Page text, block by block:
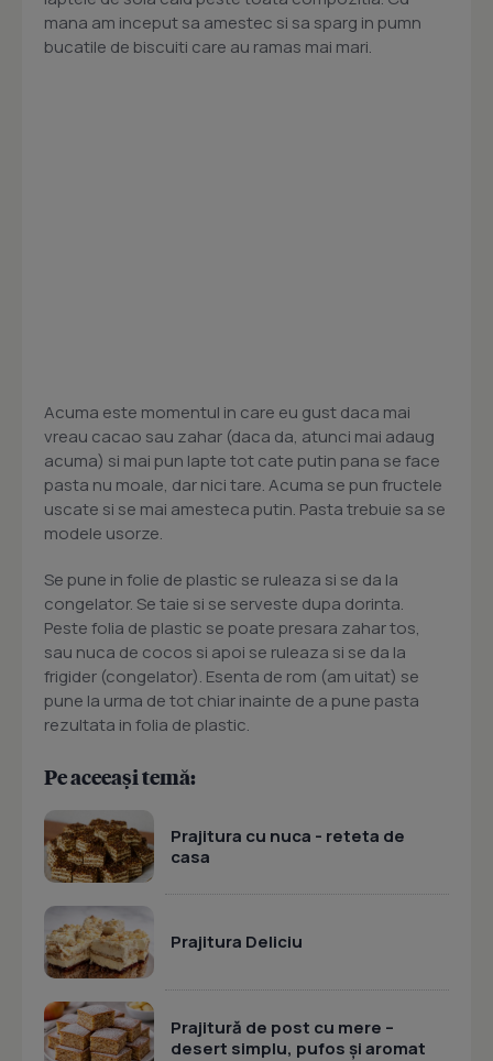
mana am inceput sa amestec si sa sparg in pumn
bucatile de biscuiti care au ramas mai mari.
Acuma este momentul in care eu gust daca mai
vreau cacao sau zahar (daca da, atunci mai adaug
acuma) si mai pun lapte tot cate putin pana se face
pasta nu moale, dar nici tare. Acuma se pun fructele
uscate si se mai amesteca putin. Pasta trebuie sa se
modele usorze.
Se pune in folie de plastic se ruleaza si se da la
congelator. Se taie si se serveste dupa dorinta.
Peste folia de plastic se poate presara zahar tos,
sau nuca de cocos si apoi se ruleaza si se da la
frigider (congelator). Esenta de rom (am uitat) se
pune la urma de tot chiar inainte de a pune pasta
rezultata in folia de plastic.
Pe aceeași temă:
Prajitura cu nuca - reteta de
casa
Prajitura Deliciu
Prajitură de post cu mere –
desert simplu, pufos și aromat